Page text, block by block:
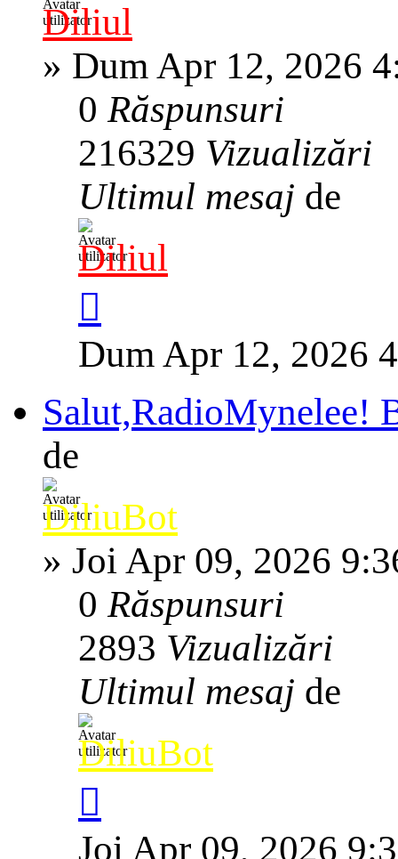
Diliul
» Dum Apr 12, 2026
0Răspunsuri
216329 Vizualizări
Ultimul mesaj de
Diliul
Dum Apr 12, 2026
Salut,RadioMynelee!
de
DiliuBot
» Joi Apr 09, 2026
0Răspunsuri
2893 Vizualizări
Ultimul mesaj de
DiliuBot
Joi Apr 09, 2026